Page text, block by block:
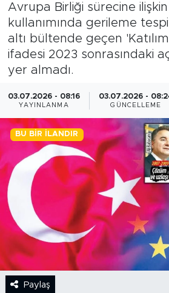
Avrupa Birliği sürecine
kullanımında gerileme
altı bültende geçen
ifadesi 2023 sonrasındaki
yer almadı.
03.07.2026 - 08:16
YAYINLANMA
03.07.2026 -
GÜNCELLEME
BU BIR İLANDIR
Paylaş
GÜNCEL
KARİKATÜR
BİLİM-TEKNOLOJİ
RÖPÖRTAJ
ANALİZ
NOSTALJİ
KULİS
YAZARLAR
DİNİ
POLİTİKA
Son Dakika Haberleri
Haber Arşivi